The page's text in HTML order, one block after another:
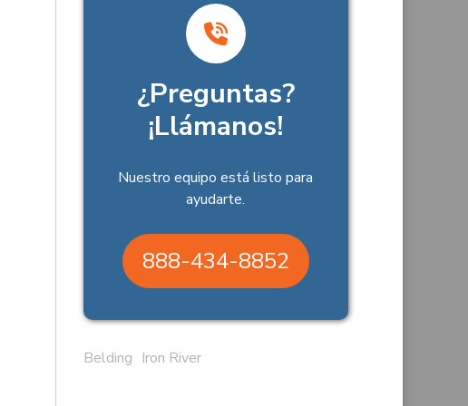
¿Preguntas?
¡Llámanos!
Nuestro equipo está listo para
ayudarte.
888-434-8852
Belding Iron River